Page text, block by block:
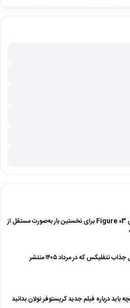
ربات انسان‌نمای Figure 03 برای نخستین بار به‌صورت مستقل از
۵ فیلم و سریال جذاب نتفلیکس که در مرداد ۱۴۰۵ منتشر
باید درباره فیلم جدید کریستوفر نولان بدانید